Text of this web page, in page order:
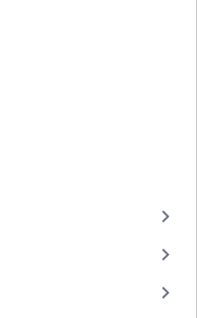
keyboard_arrow_right
keyboard_arrow_right
keyboard_arrow_right